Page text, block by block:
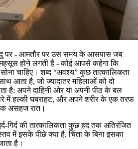
पर - आमतौर पर उस समय के आसपास जब
होने लगती है - कोई आपसे कहेगा कि
चाहिए। शब्द “अवश्य” कुछ तात्कालिकता
आता है, जो ज्यादातर महिलाओं को दो
है: अपने दाहिनी ओर या अपनी पीठ के बल
में हल्की घबराहट, और अपने शरीर के एक तरफ
असहज रात।
गिर्द की तात्कालिकता कुछ हद तक अतिरंजित
में इसके पीछे क्या है, चिंता के बिना इसका
है।